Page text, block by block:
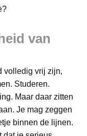
van
volledig vrij zijn,
Studeren.
Maar daar zitten
Je mag zeggen
binnen de lijnen.